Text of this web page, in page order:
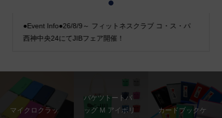
●Event Info●26/8/9～ フィットネスクラブ コ・ス・パ
西神中央24にてJIBフェア開催！
2
マイクロクラッ
バケツトートバ
ッグ M アイボリ
カードブックケ